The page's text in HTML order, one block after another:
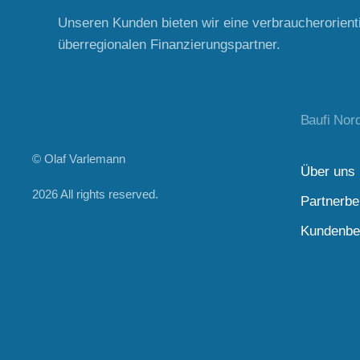
Unseren Kunden bieten wir eine
überregionalen Finanzierungspartner.
© Olaf Varlemann
2026All rights reserved.
Baufi
Über uns